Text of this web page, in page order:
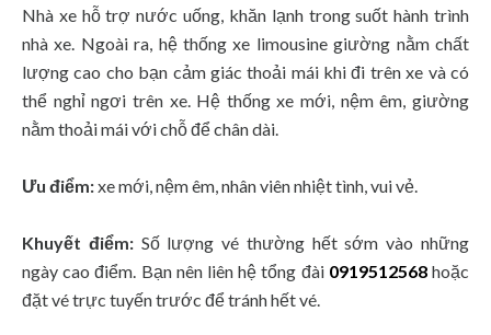
Nhà xe hỗ trợ nước uống, khăn lạnh trong suốt hành trình
nhà xe. Ngoài ra, hệ thống xe limousine giường nằm chất
lượng cao cho bạn cảm giác thoải mái khi đi trên xe và có
thể nghỉ ngơi trên xe. Hệ thống xe mới, nệm êm, giường
nằm thoải mái với chỗ để chân dài.
Ưu điểm:xe mới, nệm êm, nhân viên nhiệt tình, vui vẻ.
Khuyết điểm:Số lượng vé thường hết sớm vào những
ngày cao điểm. Bạn nên liên hệ tổng đài 0919512568hoặc
đặt vé trực tuyến trước để tránh hết vé.